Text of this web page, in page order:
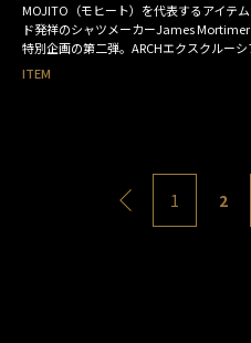
MOJITO（モヒート）を代表するアイテ
ド発祥のシャツメーカーJames
特別企画の第二弾。ARCHエクスクルーシ
ITEM
1 2